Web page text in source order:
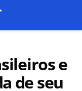
e
de seu